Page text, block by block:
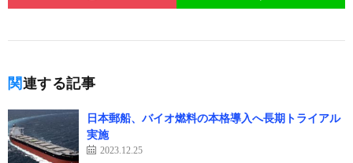
関連する記事
日本郵船、バイオ燃料の本格導入へ長期トライアル
実施
2023.12.25